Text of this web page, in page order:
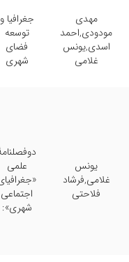
مهدی
مودودی,احمد
اسدی,یونس
غلامی
جغرافیا و
توسعه
فضای
شهری
یونس
غلامی,فرشاد
فلاحتی
علمی
اجتماعی
شهری»: